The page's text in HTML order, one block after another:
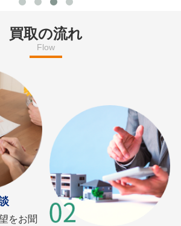
買取の流れ
Flow
をお聞